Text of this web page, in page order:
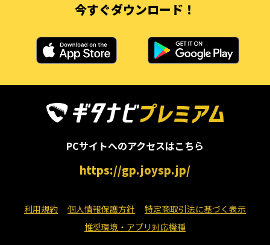
今すぐダウンロード！
PCサイトへのアクセスはこちら
https://gp.joysp.jp/
利用規約 個人情報保護方針
特定商取引法に基づく表示
推奨環境・アプリ対応機種